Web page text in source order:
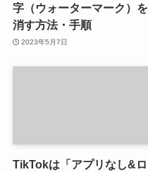
字（ウォーターマーク）を
消す方法・手順
2023年5月7日
TikTokは「アプリなし&ロ